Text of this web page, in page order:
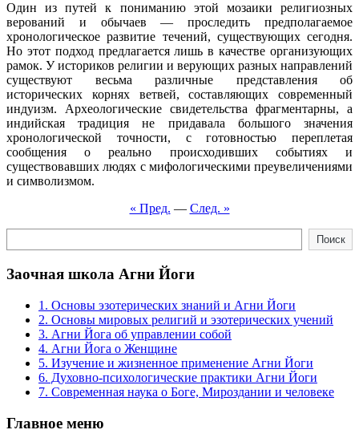
Один из путей к пониманию этой мозаики религиозных
верований и обычаев — проследить предполагаемое
хронологическое развитие течений, существующих сегодня.
Но этот подход предлагается лишь в качестве организующих
рамок. У историков религии и верующих разных направлений
существуют весьма различные представления об
исторических корнях ветвей, составляющих современный
индуизм. Археологические свидетельства фрагментарны, а
индийская традиция не придавала большого значения
хронологической точности, с готовностью переплетая
сообщения о реально происходивших событиях и
существовавших людях с мифологическими преувеличениями
и символизмом.
« Пред. — След. »
Поиск
Заочная школа Агни Йоги
1. Основы эзотерических знаний и Агни Йоги
2. Основы мировых религий и эзотерических учений
3. Агни Йога об управлении собой
4. Агни Йога о Женщине
5. Изучение и жизненное применение Агни Йоги
6. Духовно-психологические практики Агни Йоги
7. Современная наука о Боге, Мироздании и человеке
Главное меню